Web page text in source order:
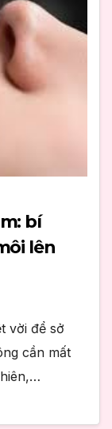
bí
lên
vời để sở
cần mất